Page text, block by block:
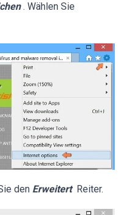
. Wählen Sie
den Erweitert Reiter.